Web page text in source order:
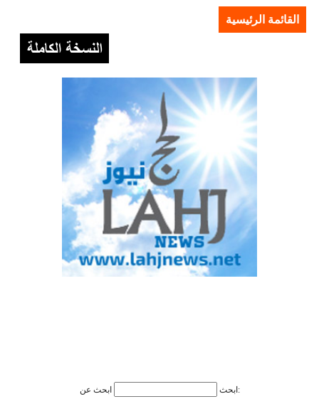
القائمة الرئيسية
ابحث ابحث عن: